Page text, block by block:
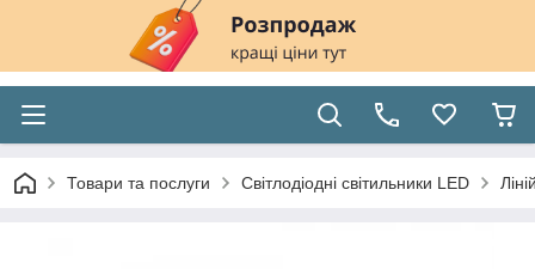
Товари та послуги Світлодіодні світильники LED